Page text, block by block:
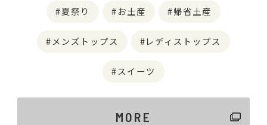
夏祭り お土産 帰省土産
メンズトップス レディストップス
スイーツ
MORE